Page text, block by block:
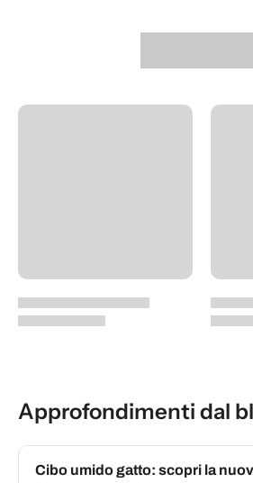
Approfondimenti dal
Cibo umido gatto: scopri la